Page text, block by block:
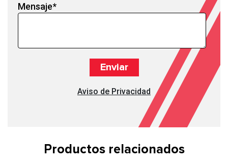
Mensaje*
Aviso de Privacidad
Productos relacionados